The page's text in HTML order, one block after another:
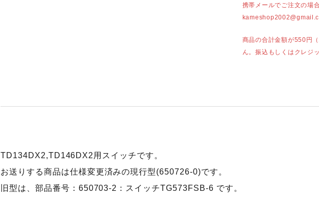
携帯メールでご注文の場
商品の合計金額が550円
ん。振込もしくはクレジ
TD134DX2,TD146DX2用スイッチです。
お送りする商品は仕様変更済みの現行型(650726-0)です。
旧型は、部品番号：650703-2：スイッチTG573FSB-6 です。